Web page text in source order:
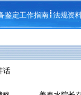
鉴定工作指南 法规资
话